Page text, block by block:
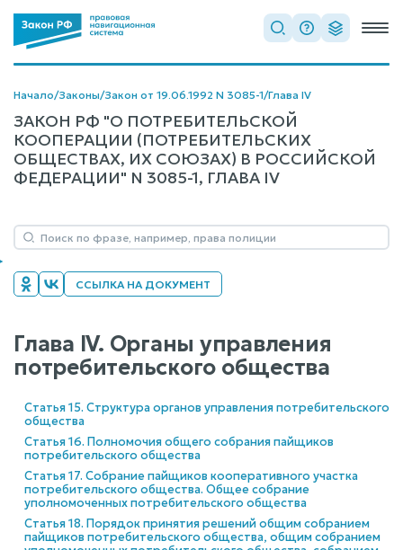
Начало/Законы/Закон от 19.06.1992 N 3085-1/Глава IV
ЗАКОН РФ "О ПОТРЕБИТЕЛЬСКОЙ
КООПЕРАЦИИ (ПОТРЕБИТЕЛЬСКИХ
ОБЩЕСТВАХ, ИХ СОЮЗАХ) В РОССИЙСКОЙ
ФЕДЕРАЦИИ" N 3085-1, ГЛАВА IV
ССЫЛКА НА ДОКУМЕНТ
Глава IV. Органы управления
потребительского общества
Статья 15. Структура органов управления потребительского
общества
Статья 16. Полномочия общего собрания пайщиков
потребительского общества
Статья 17. Собрание пайщиков кооперативного участка
потребительского общества. Общее собрание
уполномоченных потребительского общества
Статья 18. Порядок принятия решений общим собранием
пайщиков потребительского общества, общим собранием